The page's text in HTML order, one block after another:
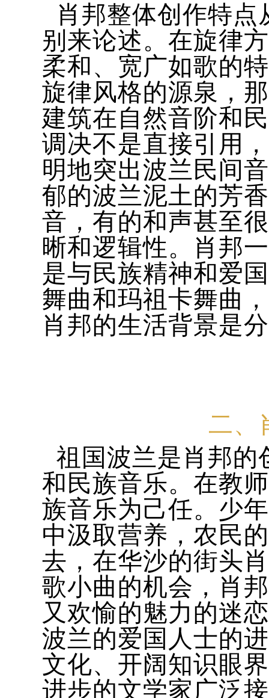
肖邦整体创作特
别来论述。在旋律
柔和、宽广如歌的
旋律风格的源泉，
建筑在自然音阶和
调决不是直接引用
明地突出波兰民间
郁的波兰泥土的芳
音，有的和声甚至
晰和逻辑性。肖邦
是与民族精神和爱
舞曲和玛祖卡舞曲
肖邦的生活背景是
二、
祖国波兰是肖邦的
和民族音乐。在教
族音乐为己任。少
中汲取营养，农民
去，在华沙的街头
歌小曲的机会，肖
又欢愉的魅力的迷
波兰的爱国人士的
文化、开阔知识眼
进步的文学家广泛